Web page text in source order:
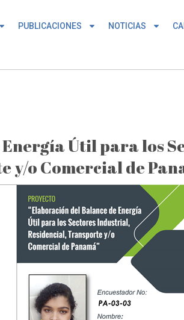
PUBLICACIONES NOTICIAS
Útil para los
y/o Comercial de